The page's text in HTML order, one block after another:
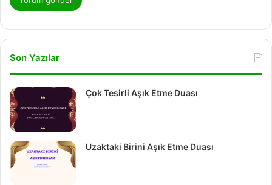
Son Yazılar
Çok Tesirli Aşık Etme Duası
Uzaktaki Birini Aşık Etme Duası